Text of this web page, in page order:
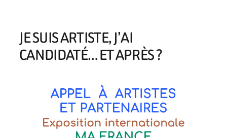
JE SUIS ARTISTE, J’AI
CANDIDATÉ… ET APRÈS ?